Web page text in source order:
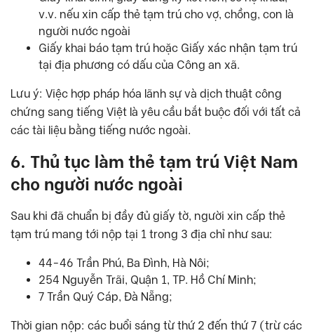
v.v. nếu xin cấp thẻ tạm trú cho vợ, chồng, con là
người nước ngoài
Giấy khai báo tạm trú hoặc Giấy xác nhận tạm trú
tại địa phương có dấu của Công an xã.
Lưu ý: Việc hợp pháp hóa lãnh sự và dịch thuật công
chứng sang tiếng Việt là yêu cầu bắt buộc đối với tất cả
các tài liệu bằng tiếng nước ngoài.
6. Thủ tục làm thẻ tạm trú Việt Nam
cho người nước ngoài
Sau khi đã chuẩn bị đầy đủ giấy tờ, người xin cấp thẻ
tạm trú mang tới nộp tại 1 trong 3 địa chỉ như sau:
44-46 Trần Phú, Ba Đình, Hà Nôi;
254 Nguyễn Trãi, Quận 1, TP. Hồ Chí Minh;
7 Trần Quý Cáp, Đà Nẵng;
Thời gian nộp: các buổi sáng từ thứ 2 đến thứ 7 (trừ các